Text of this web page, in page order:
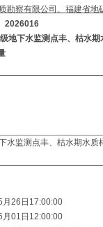
勘察有限公司 、 福建省地
2026016
地下水监测点丰、枯水期
水监测点丰、枯水期水质
月26日17:00:00
月01日12:00:00